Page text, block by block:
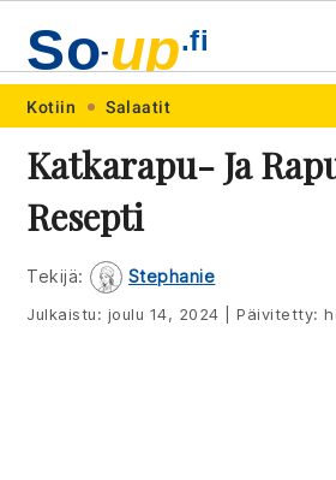
Skip
primary
navigation
Skip
main
content
Skip
primary
sidebar
Skip
footer
So-up.fi
Kotiin Salaatit
Katkarapu- Ja
Resepti
Tekijä: Stephanie
Julkaistu: joulu 14, 2024 Päivitetty: